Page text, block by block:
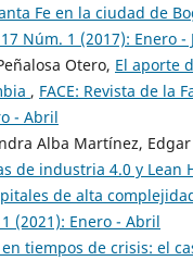
Fe en la ciudad de
Núm. 1 (2017): Enero -
Otero, El aporte
, FACE: Revista de la
- Abril
Alba Martínez,
de industria 4.0 y
de alta
(2021): Enero - Abril
tiempos de crisis: el